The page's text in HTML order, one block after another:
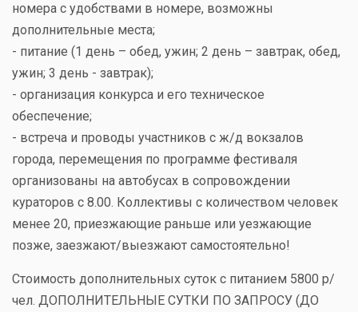
номера с удобствами в номере, возможны
дополнительные места;
- питание (1 день – обед, ужин; 2 день – завтрак, обед,
ужин; 3 день - завтрак);
- организация конкурса и его техническое
обеспечение;
- встреча и проводы участников с ж/д вокзалов
города, перемещения по программе фестиваля
организованы на автобусах в сопровождении
кураторов с 8.00. Коллективы с количеством человек
менее 20, приезжающие раньше или уезжающие
позже, заезжают/выезжают самостоятельно!
Стоимость дополнительных суток с питанием 5800 р/
чел. ДОПОЛНИТЕЛЬНЫЕ СУТКИ ПО ЗАПРОСУ (ДО